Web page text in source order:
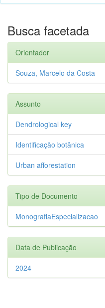
Busca facetada
Orientador
Souza, Marcelo da Costa
Assunto
Dendrological key
Identificação botânica
Urban afforestation
Tipo de Documento
MonografiaEspecializacao
Data de Publicação
2024